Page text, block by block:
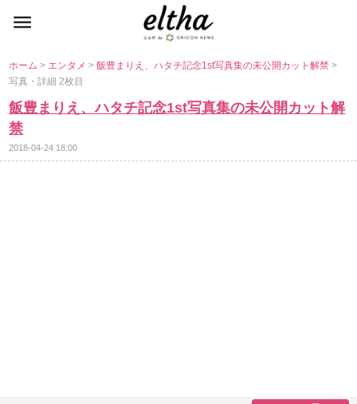
ホーム> エンタメ>飯豊まりえ、ハタチ記念1st写真集の未公開カット解禁>
写真・詳細 2枚目
飯豊まりえ、ハタチ記念1st写真集の未公開カット解
禁
2018-04-24 18:00